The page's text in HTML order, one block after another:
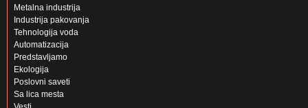
Metalna industrija
Industrija pakovanja
Tehnologija voda
Automatizacija
Predstavljamo
Ekologija
Poslovni saveti
Sa lica mesta